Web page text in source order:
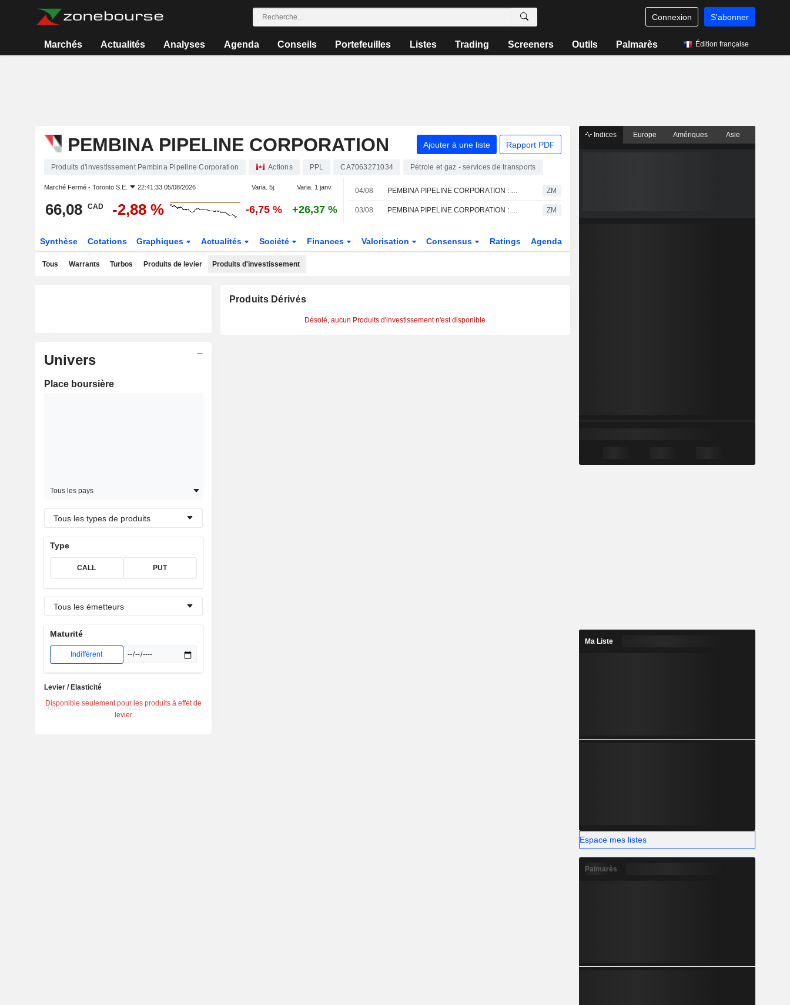
Connexion S'abonner
Marchés Actualités Analyses Agenda Conseils Portefeuilles Listes Trading Screeners Outils Palmarès Édition française
PEMBINA PIPELINE CORPORATION Ajouter à une liste Rapport PDF
Produits d'investissement Pembina Pipeline Corporation Actions PPL CA7063271034 Pétrole et gaz - services de transports
Marché Fermé - Toronto S.E. 22:41:33 05/08/2026 Varia. 5j. Varia. 1 janv.
66,08 CAD -2,88 % -6,75 % +26,37 %
04/08 PEMBINA PIPELINE CORPORATION : RBC Capital Markets à l'achat ZM
03/08 PEMBINA PIPELINE CORPORATION : RBC Capital Markets maintient sa recommandation à l'achat ZM
Synthèse Cotations Graphiques Actualités Société Finances Valorisation Consensus Ratings Agenda
Tous Warrants Turbos Produits de levier Produits d'investissement
Univers
Place boursière
Tous les pays
Tous les types de produits
Type
CALL PUT
Tous les émetteurs
Maturité
Indifférent
Disponible seulement pour les produits à effet de
levier
Levier / Elasticité
Produits Dérivés
Désolé, aucun Produits d'investissement n'est disponible
Indices Europe Amériques Asie
Ma Liste
Espace mes listes
Palmarès